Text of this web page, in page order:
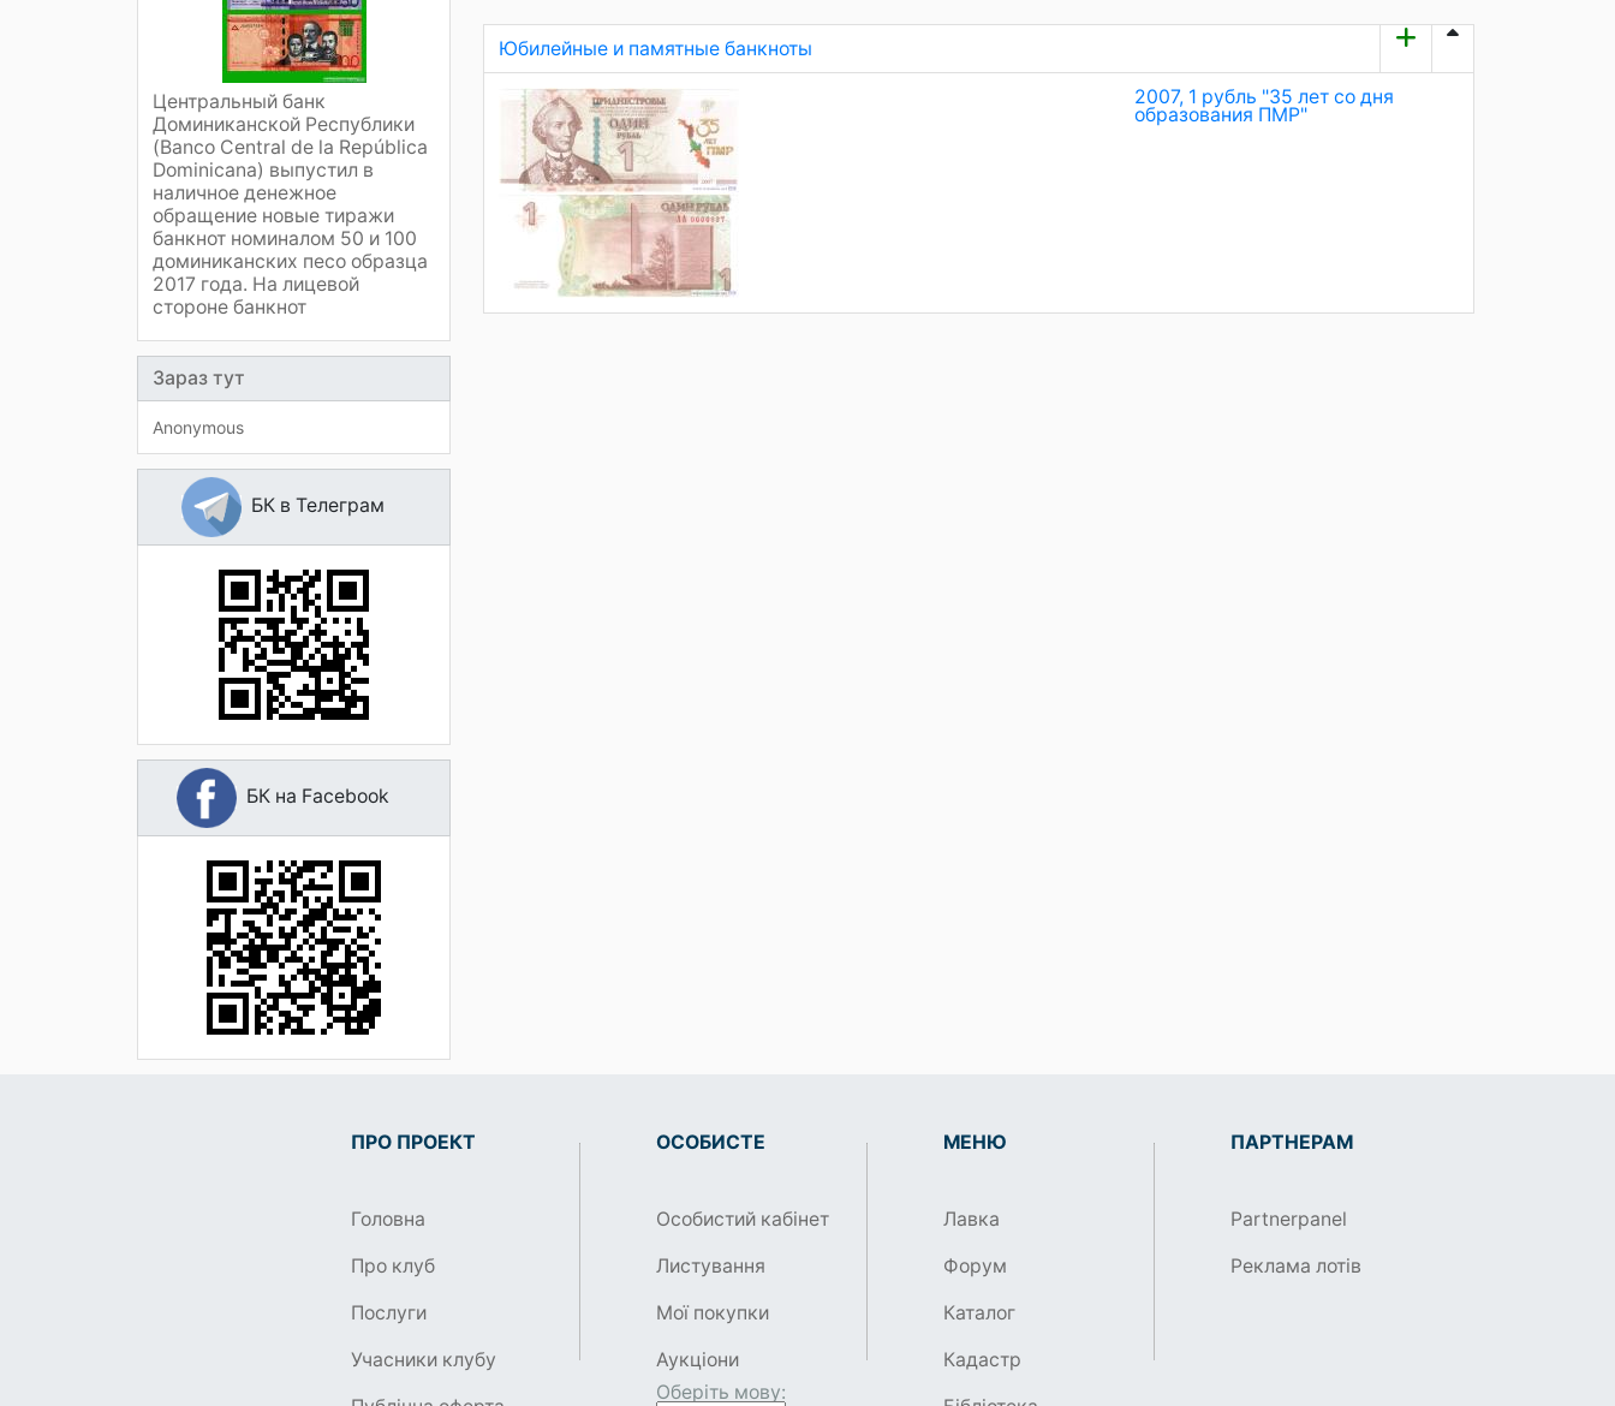
Центральный банк
Доминиканской Республики
(Banco Central de la República
Dominicana) выпустил в
наличное денежное
обращение новые тиражи
банкнот номиналом 50 и 100
доминиканских песо образца
2017 года. На лицевой
стороне банкнот
Зараз тут
Anonymous
БК в Телеграм
БК на Facebook
Юбилейные и памятные банкноты
2007, 1 рубль "35 лет со дня
образования ПМР"
ПРО ПРОЕКТ
Головна
Про клуб
Послуги
Учасники клубу
ОСОБИСТЕ
Особистий кабінет
Листування
Мої покупки
Аукціони
Оберіть мову:
МЕНЮ
Лавка
Форум
Каталог
Кадастр
ПАРТНЕРАМ
Partnerpanel
Реклама лотів